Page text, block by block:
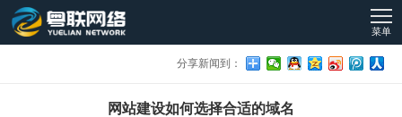
菜单
分享新闻到：
网站建设如何选择合适的域名